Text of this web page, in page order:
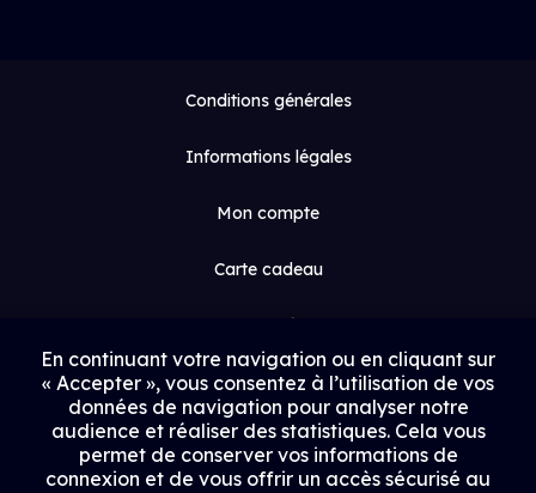
Conditions générales
Informations légales
Mon compte
Carte cadeau
Espace médias
Contact
Proposer un film
En continuant votre navigation ou en cliquant sur
« Accepter », vous consentez à l’utilisation de vos
données de navigation pour analyser notre
audience et réaliser des statistiques. Cela vous
permet de conserver vos informations de
connexion et de vous offrir un accès sécurisé au